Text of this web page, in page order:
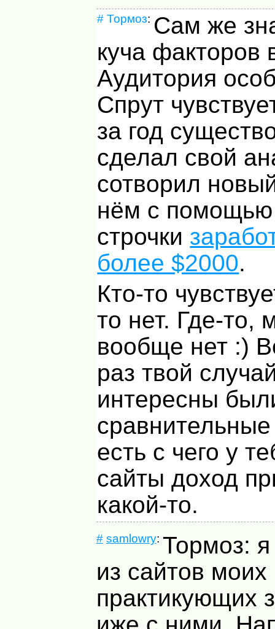
# Тормоз: Сам же
куча факторов
Аудитория
Спрут
за год
сделал свой
сотворил
нём с помощью
строчки
более $2000.
Кто-то
то нет. Где-то,
вообще нет :)
раз твой
интересны
есть с чего у
сайты доход
какой-то.
# samlowry: Тормоз:
из сайтов моих
практикующих